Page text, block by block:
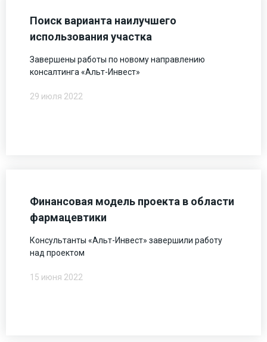
Поиск варианта наилучшего
использования участка
Завершены работы по новому направлению
консалтинга «Альт-Инвест»
29 июля 2022
Финансовая модель проекта в области
фармацевтики
Консультанты «Альт-Инвест» завершили работу
над проектом
15 июня 2022